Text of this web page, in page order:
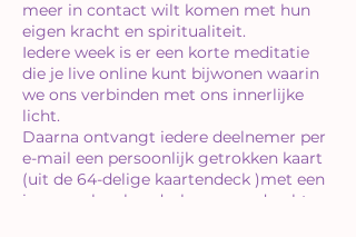
meer in contact wilt komen met hun
eigen kracht en spiritualiteit.
Iedere week is er een korte meditatie
die je live online kunt bijwonen waarin
we ons verbinden met ons innerlijke
licht.
Daarna ontvangt iedere deelnemer per
e-mail een persoonlijk getrokken kaart
(uit de 64-delige kaartendeck )met een
ingesproken boodschap en opdracht